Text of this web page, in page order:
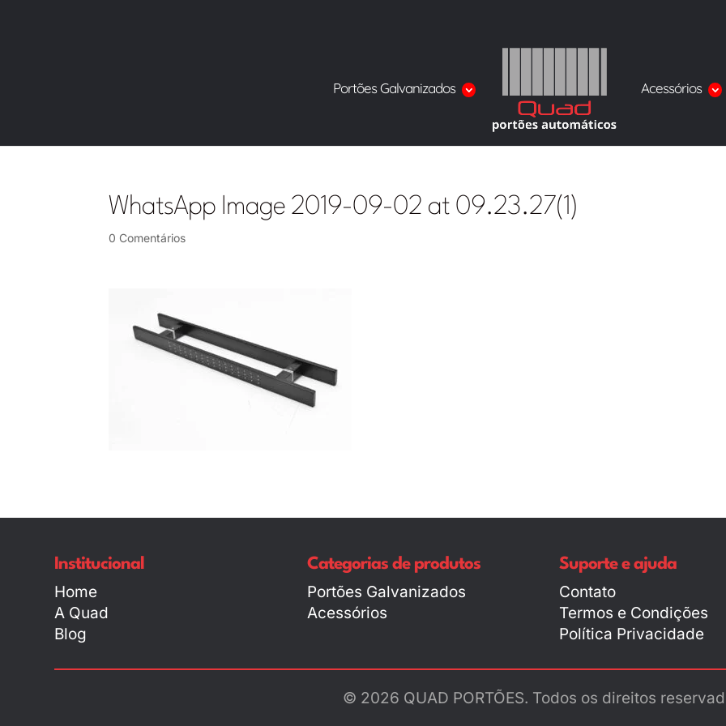
Portões Galvanizados Acessórios
WhatsApp Image 2019-09-02 at 09.23.27(1)
0 Comentários
Institucional
Home
A Quad
Blog
Categorias de produtos
Portões Galvanizados
Acessórios
Suporte e ajuda
Contato
Termos e Condições
Política Privacidade
© 2026 QUAD PORTÕES. Todos os direitos